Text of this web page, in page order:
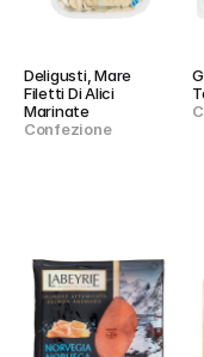
Deligusti, Mare
Filetti Di Alici
Marinate
Confezione